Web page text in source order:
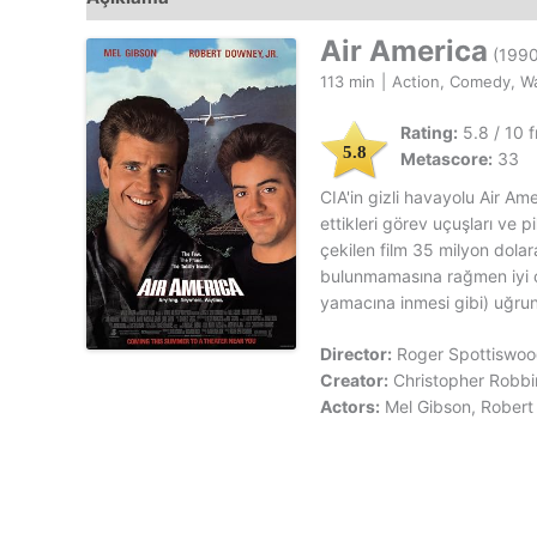
Air America
113 min Action, Comedy,
5.8
Rating: 5.8 / 10
Metascore: 33
CIA'in gizli havayolu Air
ettikleri görev uçuşları ve
çekilen film 35 milyon
bulunmamasına rağmen
yamacına inmesi gibi)
Director: Roger
Creator: Christopher
Actors: Mel Gibson,